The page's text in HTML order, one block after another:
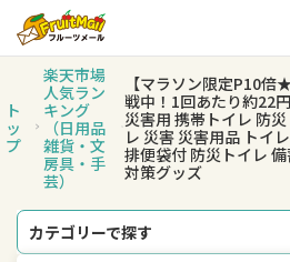
ト
ッ
プ
楽天市場
人気ラン
キング
（日用品
雑貨・文
房具・手
芸）
【マラソン限定P10
戦中！1回あたり約22
災害用 携帯トイレ 防
レ 災害 災害用品 トイ
排便袋付 防災トイレ
対策グッズ
カテゴリーで探す